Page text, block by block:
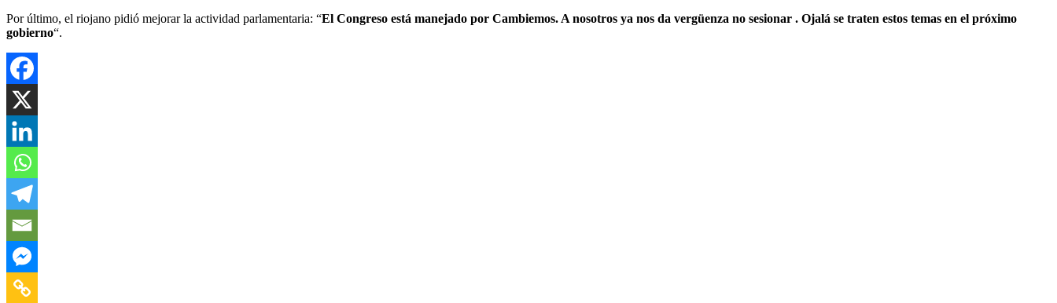
Por último, el riojano pidió mejorar la actividad parlamentaria: “El Congreso está manejado por Cambiemos. A nosotros ya nos da vergüenza no sesionar . Ojalá se traten estos temas en el próximo
gobierno“.